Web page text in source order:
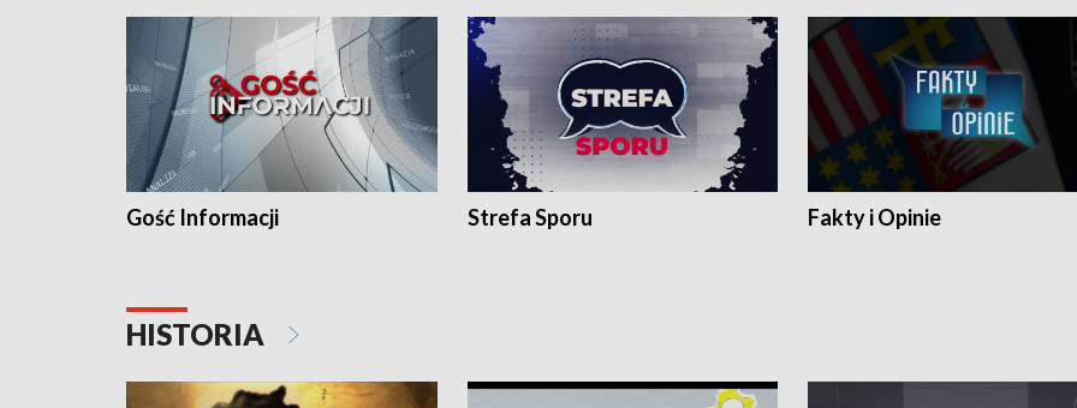
Gość Informacji Strefa Sporu Fakty i Opinie
HISTORIA